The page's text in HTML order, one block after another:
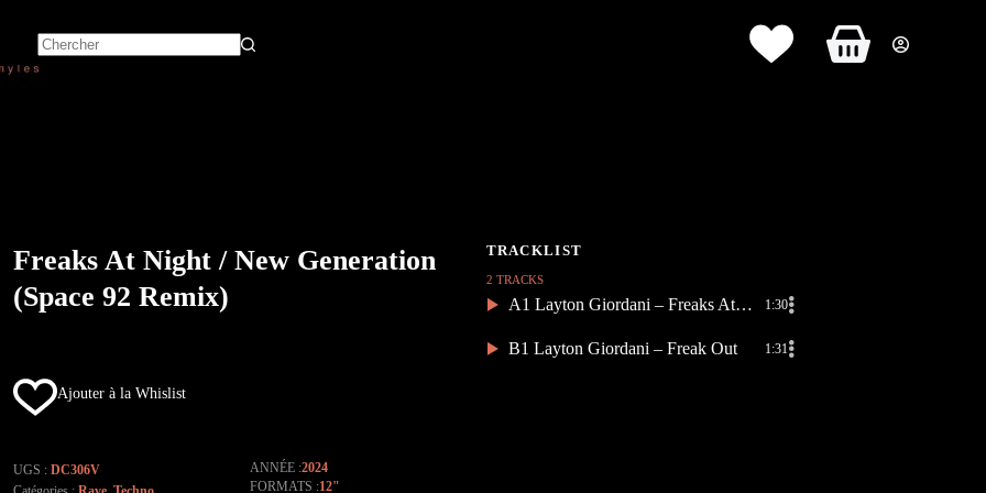
Panier
Freaks At Night / New Generation
(Space 92 Remix)
Ajouter à la Whislist
UGS : DC306V
ANNÉE 2024
FORMATS 12"
2 TRACKS
A1 Layton Giordani – Freaks At Night 1:30
B1 Layton Giordani – Freak Out 1:31